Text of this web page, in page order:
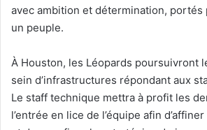
avec ambition et détermination, portés
un peuple.
À Houston, les Léopards poursuivront
sein d’infrastructures répondant aux
Le staff technique mettra à profit les
l’entrée en lice de l’équipe afin